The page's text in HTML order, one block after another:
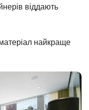
віддають
найкраще